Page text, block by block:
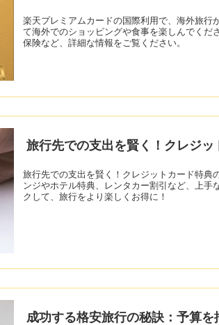
楽天プレミアムカードの国際利用で、海外旅行
て海外でのショッピングや食事を楽しんでくだ
保険など、詳細な情報をご覧ください。
旅行先での支出を賢く！クレジ
旅行先での支出を賢く！クレジットカード特典
ンジやホテル特典、レンタカー割引など、上手
クして、旅行をより楽しくお得に！
成功する格安旅行の秘訣：予算